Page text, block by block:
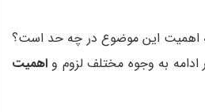
اهمیت این موضوع در چه حد است؟
به وجوه مختلف لزوم و اهمیت